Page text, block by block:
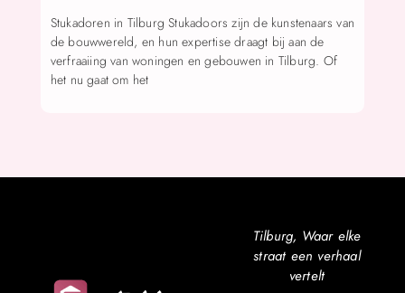
Stukadoren in Tilburg Stukadoors zijn de kunstenaars van
de bouwwereld, en hun expertise draagt bij aan de
verfraaiing van woningen en gebouwen in Tilburg. Of
het nu gaat om het
Tilburg, Waar elke
straat een verhaal
vertelt